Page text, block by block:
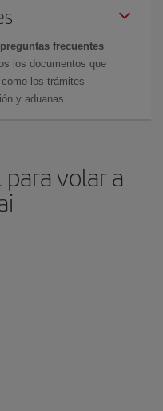
preguntas frecuentes
los documentos que
los trámites
y aduanas.
volar a